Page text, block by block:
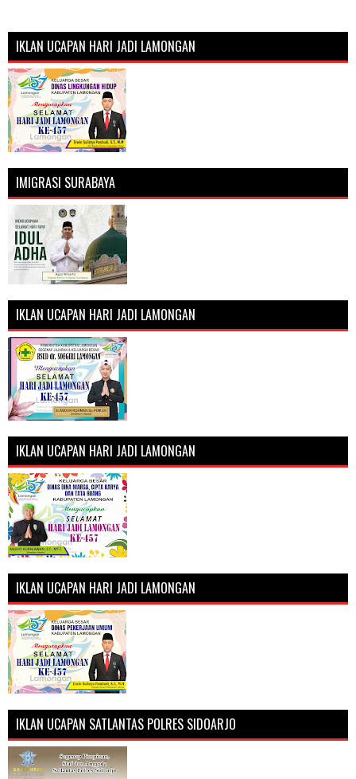
IKLAN UCAPAN HARI JADI LAMONGAN
IMIGRASI SURABAYA
IKLAN UCAPAN HARI JADI LAMONGAN
IKLAN UCAPAN HARI JADI LAMONGAN
IKLAN UCAPAN HARI JADI LAMONGAN
IKLAN UCAPAN SATLANTAS POLRES SIDOARJO